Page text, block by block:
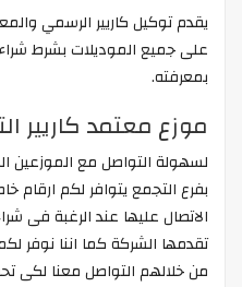
يقدم توكيل كاريير الرسمي
على جميع الموديلات بشرط شراء
بمعرفته.
موزع معتمد كاريير
لسهولة التواصل مع الموزعين
بفرع التجمع يتوافر لكم ارقام
الاتصال عليها عند الرغبة فى
تقدمها الشركة كما اننا نوفر
من خلالهم التواصل معنا لكى